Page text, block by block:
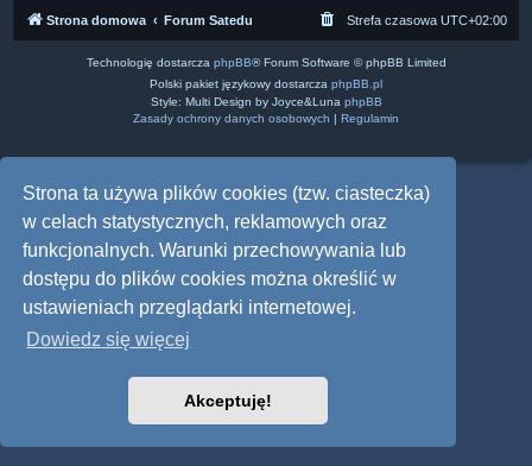
Strona ta używa plików cookies (tzw. ciasteczka)
w celach statystycznych, reklamowych oraz
funkcjonalnych. Warunki przechowywania lub
dostępu do plików cookies można określić w
ustawieniach przeglądarki internetowej.
Dowiedz się więcej
Akceptuję!
Strona domowa Forum Satedu Strefa czasowa UTC+02:00
Technologię dostarcza phpBB® Forum Software © phpBB Limited
Polski pakiet językowy dostarcza phpBB.pl
Style: Multi Design by Joyce&Luna phpBB
Zasady ochrony danych osobowych | Regulamin